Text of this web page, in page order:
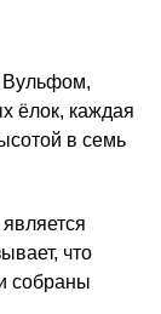
Вульфом,
ёлок, каждая
в семь
что
собраны